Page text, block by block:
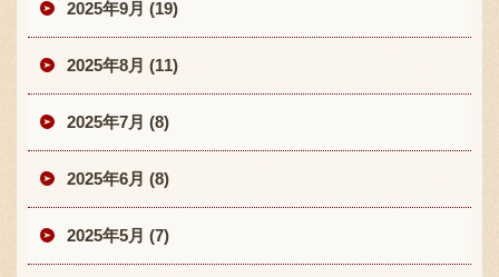
2025年9月 (19)
2025年8月 (11)
2025年7月 (8)
2025年6月 (8)
2025年5月 (7)